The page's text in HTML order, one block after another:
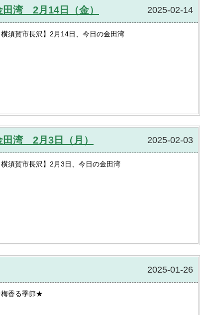
田湾 2月14日（金） 2025-02-14
横須賀市長沢】2月14日、今日の金田湾
田湾 2月3日（月） 2025-02-03
横須賀市長沢】2月3日、今日の金田湾
2025-01-26
香る季節★